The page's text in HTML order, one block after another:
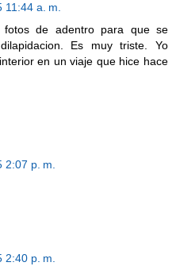
a. m.
fotos de adentro para que se
Es muy triste. Yo
en un viaje que hice hace
p. m.
p. m.